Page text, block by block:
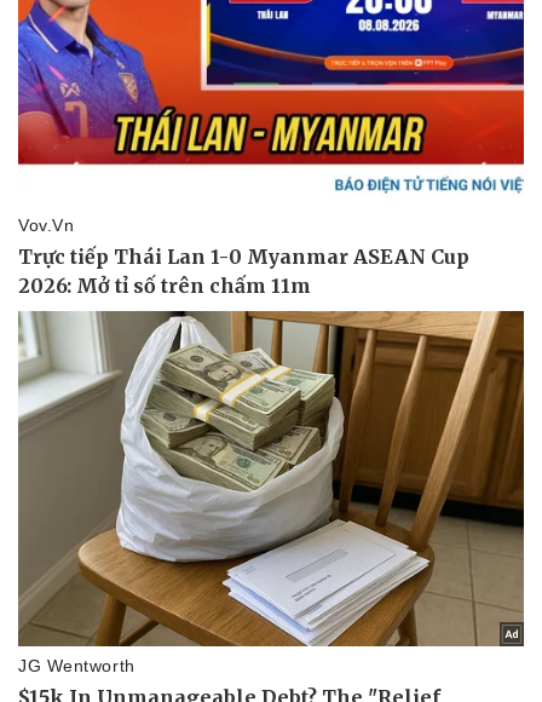
Sức khỏe
Dinh dưỡng - món ngon
Cây thuốc
Sản phụ khoa
Nhi khoa
Làm đẹp - giảm cân
Phòng mạch online
Ăn sạch sống khỏe
Đời sống
Nhà đẹp
Blog
Tình yêu - Gia đình